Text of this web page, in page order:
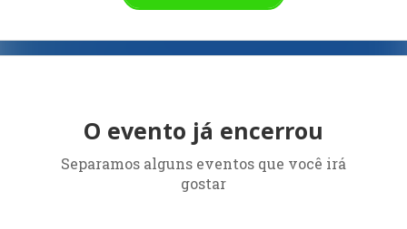
O evento já encerrou
Separamos alguns eventos que você irá
gostar